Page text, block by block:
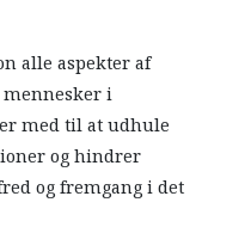
alle aspekter af
i
med til at udhule
og hindrer
og fremgang i det